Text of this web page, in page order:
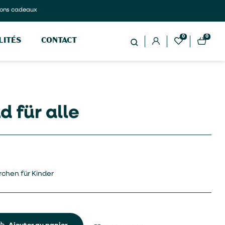
cadeaux
CONTACT
0 0
für alle
für Kinder